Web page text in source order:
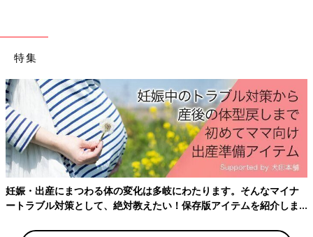
特集
妊娠・出産にまつわる体の変化は多岐にわたります。そんなマイナ
ートラブル対策として、絶対教えたい！保存版アイテムを紹介しま